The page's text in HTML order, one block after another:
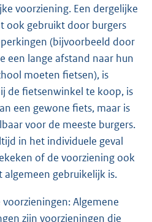
voorziening. Een dergelijke
ook gebruikt door burgers
(bijvoorbeeld door
een lange afstand naar hun
moeten fietsen), is
de fietsenwinkel te koop, is
een gewone fiets, maar is
voor de meeste burgers.
in het individuele geval
of de voorziening ook
algemeen gebruikelijk is.
voorzieningen: Algemene
zijn voorzieningen die